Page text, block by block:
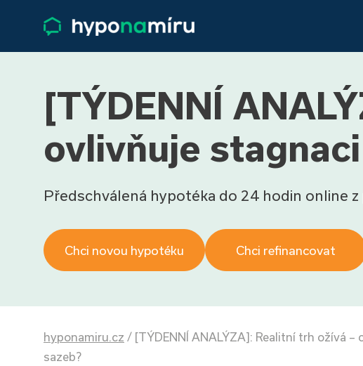
[TÝDENNÍ
ovlivňuje
Předschválená hypotéka do 24 hodin online
Chci novou hypotéku Chci refinancovat
hyponamiru.cz / [TÝDENNÍ ANALÝZA]: Realitní trh ožívá
sazeb?